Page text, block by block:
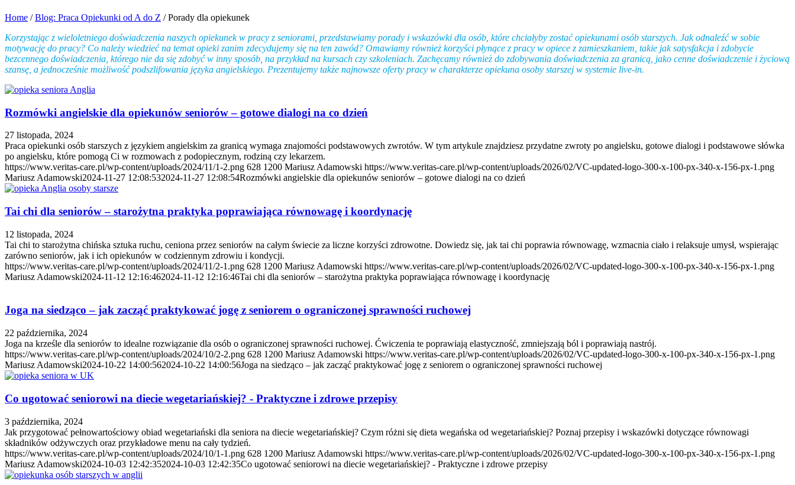
Home / Blog: Praca Opiekunki od A do Z / Porady dla opiekunek
Korzystając z wieloletniego doświadczenia naszych opiekunek w pracy z seniorami, przedstawiamy porady i wskazówki dla osób, które chciałyby zostać opiekunami osób starszych. Jak odnaleźć w sobie
motywację do pracy? Co należy wiedzieć na temat opieki zanim zdecydujemy się na ten zawód? Omawiamy również korzyści płynące z pracy w opiece z zamieszkaniem, takie jak satysfakcja i zdobycie
bezcennego doświadczenia, którego nie da się zdobyć w inny sposób, na przykład na kursach czy szkoleniach. Zachęcamy również do zdobywania doświadczenia za granicą, jako cenne doświadczenie i życiową
szansę, a jednocześnie możliwość podszlifowania języka angielskiego. Prezentujemy także najnowsze oferty pracy w charakterze opiekuna osoby starszej w systemie live-in.
Rozmówki angielskie dla opiekunów seniorów – gotowe dialogi na co dzień
27 listopada, 2024
Praca opiekunki osób starszych z językiem angielskim za granicą wymaga znajomości podstawowych zwrotów. W tym artykule znajdziesz przydatne zwroty po angielsku, gotowe dialogi i podstawowe słówka
po angielsku, które pomogą Ci w rozmowach z podopiecznym, rodziną czy lekarzem.
https://www.veritas-care.pl/wp-content/uploads/2024/11/1-2.png 628 1200 Mariusz Adamowski https://www.veritas-care.pl/wp-content/uploads/2026/02/VC-updated-logo-300-x-100-px-340-x-156-px-1.png
Mariusz Adamowski2024-11-27 12:08:532024-11-27 12:08:54Rozmówki angielskie dla opiekunów seniorów – gotowe dialogi na co dzień
Tai chi dla seniorów – starożytna praktyka poprawiająca równowagę i koordynację
12 listopada, 2024
Tai chi to starożytna chińska sztuka ruchu, ceniona przez seniorów na całym świecie za liczne korzyści zdrowotne. Dowiedz się, jak tai chi poprawia równowagę, wzmacnia ciało i relaksuje umysł, wspierając
zarówno seniorów, jak i ich opiekunów w codziennym zdrowiu i kondycji.
https://www.veritas-care.pl/wp-content/uploads/2024/11/2-1.png 628 1200 Mariusz Adamowski https://www.veritas-care.pl/wp-content/uploads/2026/02/VC-updated-logo-300-x-100-px-340-x-156-px-1.png
Mariusz Adamowski2024-11-12 12:16:462024-11-12 12:16:46Tai chi dla seniorów – starożytna praktyka poprawiająca równowagę i koordynację
Joga na siedząco – jak zacząć praktykować jogę z seniorem o ograniczonej sprawności ruchowej
22 października, 2024
Joga na krześle dla seniorów to idealne rozwiązanie dla osób o ograniczonej sprawności ruchowej. Ćwiczenia te poprawiają elastyczność, zmniejszają ból i poprawiają nastrój.
https://www.veritas-care.pl/wp-content/uploads/2024/10/2-2.png 628 1200 Mariusz Adamowski https://www.veritas-care.pl/wp-content/uploads/2026/02/VC-updated-logo-300-x-100-px-340-x-156-px-1.png
Mariusz Adamowski2024-10-22 14:00:562024-10-22 14:00:56Joga na siedząco – jak zacząć praktykować jogę z seniorem o ograniczonej sprawności ruchowej
Co ugotować seniorowi na diecie wegetariańskiej? - Praktyczne i zdrowe przepisy
3 października, 2024
Jak przygotować pełnowartościowy obiad wegetariański dla seniora na diecie wegetariańskiej? Czym różni się dieta wegańska od wegetariańskiej? Poznaj przepisy i wskazówki dotyczące równowagi
składników odżywczych oraz przykładowe menu na cały tydzień.
https://www.veritas-care.pl/wp-content/uploads/2024/10/1-1.png 628 1200 Mariusz Adamowski https://www.veritas-care.pl/wp-content/uploads/2026/02/VC-updated-logo-300-x-100-px-340-x-156-px-1.png
Mariusz Adamowski2024-10-03 12:42:352024-10-03 12:42:35Co ugotować seniorowi na diecie wegetariańskiej? - Praktyczne i zdrowe przepisy